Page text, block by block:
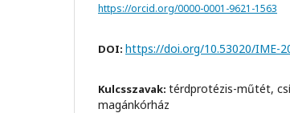
https://orcid.org/0000-0001-9621-1563
DOI: https://doi.org/10.53020/IME-
Kulcsszavak: térdprotézis-műtét,
magánkórház